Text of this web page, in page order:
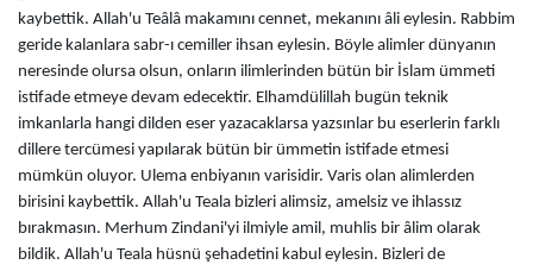
kaybettik. Allah'u Teâlâ makamını cennet, mekanını âli eylesin. Rabbim
geride kalanlara sabr-ı cemiller ihsan eylesin. Böyle alimler dünyanın
neresinde olursa olsun, onların ilimlerinden bütün bir İslam ümmeti
istifade etmeye devam edecektir. Elhamdülillah bugün teknik
imkanlarla hangi dilden eser yazacaklarsa yazsınlar bu eserlerin farklı
dillere tercümesi yapılarak bütün bir ümmetin istifade etmesi
mümkün oluyor. Ulema enbiyanın varisidir. Varis olan alimlerden
birisini kaybettik. Allah'u Teala bizleri alimsiz, amelsiz ve ihlassız
bırakmasın. Merhum Zindani'yi ilmiyle amil, muhlis bir âlim olarak
bildik. Allah'u Teala hüsnü şehadetini kabul eylesin. Bizleri de